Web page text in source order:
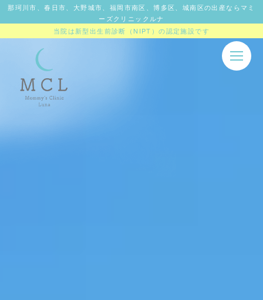
那珂川市、春日市、大野城市、福岡市南区、博多区、城南区の出産ならマミ
ーズクリニックルナ
当院は新型出生前診断（NIPT）の認定施設です